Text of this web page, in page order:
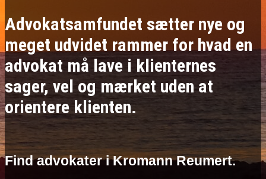
Advokatsamfundet sætter nye og
meget udvidet rammer for hvad en
advokat må lave i klienternes
sager, vel og mærket uden at
orientere klienten.
Find advokater i Kromann Reumert.